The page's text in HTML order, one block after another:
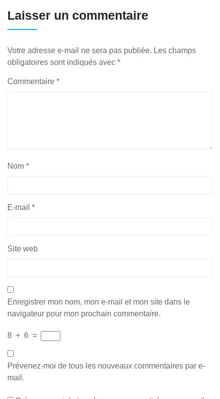
Laisser un commentaire
Votre adresse e-mail ne sera pas publiée. Les champs
obligatoires sont indiqués avec *
Commentaire *
Nom *
E-mail *
Site web
Enregistrer mon nom, mon e-mail et mon site dans le
navigateur pour mon prochain commentaire.
8 + 6 =
Prévenez-moi de tous les nouveaux commentaires par e-
mail.